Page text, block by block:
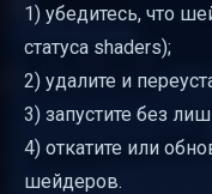
1) убедитесь, что
статуса shaders);
2) удалите и
3) запустите без
4) откатите или
шейдеров.